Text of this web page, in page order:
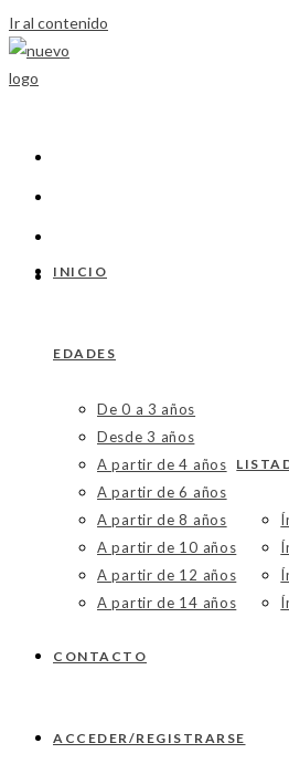
Ir al contenido
INICIO
EDADES
De 0 a 3 años
Desde 3 años
A partir de 4 años
A partir de 6 años
A partir de 8 años
A partir de 10 años
A partir de 12 años
A partir de 14 años
CONTACTO
ACCEDER/REGISTRARSE